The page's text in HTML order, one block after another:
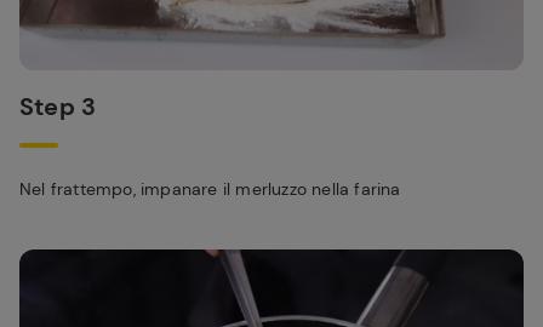
Step 3
Nel frattempo, impanare il merluzzo nella farina